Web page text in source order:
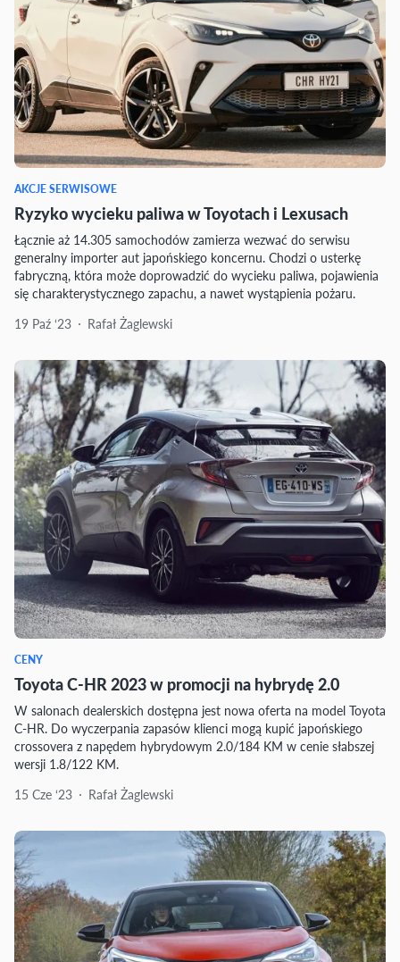
AKCJE SERWISOWE
Ryzyko wycieku paliwa w Toyotach i Lexusach
Łącznie aż 14.305 samochodów zamierza wezwać do serwisu
generalny importer aut japońskiego koncernu. Chodzi o usterkę
fabryczną, która może doprowadzić do wycieku paliwa, pojawienia
się charakterystycznego zapachu, a nawet wystąpienia pożaru.
19 Paź ‘23
Rafał Żaglewski
CENY
Toyota C-HR 2023 w promocji na hybrydę 2.0
W salonach dealerskich dostępna jest nowa oferta na model Toyota
C-HR. Do wyczerpania zapasów klienci mogą kupić japońskiego
crossovera z napędem hybrydowym 2.0/184 KM w cenie słabszej
wersji 1.8/122 KM.
15 Cze ‘23
Rafał Żaglewski